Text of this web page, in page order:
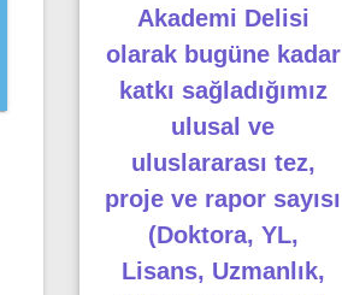
Akademi Delisi
olarak bugüne kadar
katkı sağladığımız
ulusal ve
uluslararası tez,
proje ve rapor sayısı
(Doktora, YL,
Lisans, Uzmanlık,